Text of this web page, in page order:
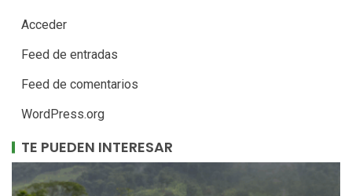
Acceder
Feed de entradas
Feed de comentarios
WordPress.org
TE PUEDEN INTERESAR